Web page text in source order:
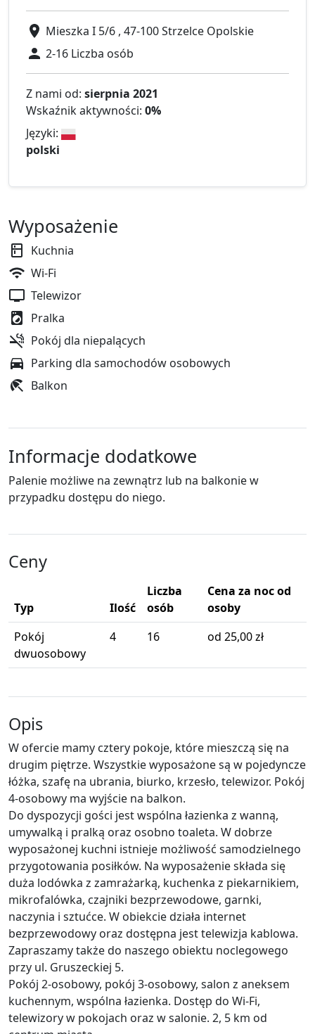
Mieszka I 5/6 , 47-100 Strzelce Opolskie
2-16 Liczba osób
Z nami od: sierpnia 2021
Wskaźnik aktywności: 0%
Języki:
polski
Wyposażenie
Kuchnia
Wi-Fi
Telewizor
Pralka
Pokój dla niepalących
Parking dla samochodów osobowych
Balkon
Informacje dodatkowe
Palenie możliwe na zewnątrz lub na balkonie w
przypadku dostępu do niego.
Ceny
Typ Ilość
Liczba
osób
Cena za noc od
osoby
Pokój
dwuosobowy
4 16 od 25,00 zł
Opis
W ofercie mamy cztery pokoje, które mieszczą się na
drugim piętrze. Wszystkie wyposażone są w pojedyncze
łóżka, szafę na ubrania, biurko, krzesło, telewizor. Pokój
4-osobowy ma wyjście na balkon.
Do dyspozycji gości jest wspólna łazienka z wanną,
umywalką i pralką oraz osobno toaleta. W dobrze
wyposażonej kuchni istnieje możliwość samodzielnego
przygotowania posiłków. Na wyposażenie składa się
duża lodówka z zamrażarką, kuchenka z piekarnikiem,
mikrofalówka, czajniki bezprzewodowe, garnki,
naczynia i sztućce. W obiekcie działa internet
bezprzewodowy oraz dostępna jest telewizja kablowa.
Zapraszamy także do naszego obiektu noclegowego
przy ul. Gruszeckiej 5.
Pokój 2-osobowy, pokój 3-osobowy, salon z aneksem
kuchennym, wspólna łazienka. Dostęp do Wi-Fi,
telewizory w pokojach oraz w salonie. 2, 5 km od